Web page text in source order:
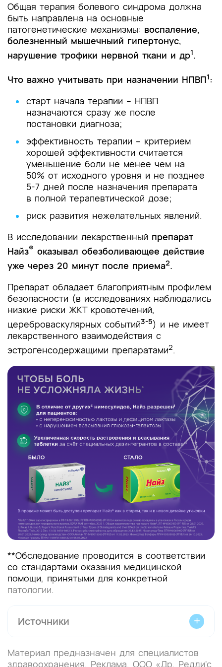
Общая терапия болевого синдрома должна
быть направлена на основные
патогенетические механизмы: воспаление,
болезненный мышечныий гипертонус,
нарушение трофики нервной ткани и др1.
Что важно учитывать при назначении НПВП1:
старт начала терапии – НПВП
назначаются сразу же после
постановки диагноза;
эффективность терапии – критерием
хорошей эффективности считается
уменьшение боли не менее чем на
50% от исходного уровня и не позднее
5-7 дней после назначения препарата
в полной терапевтической дозе;
риск развития нежелательных явлений.
В исследовании лекарственный препарат
Найз® оказывал обезболивающее действие
уже через 20 минут после приема2.
Препарат обладает благоприятным профилем
безопасности (в исследованиях наблюдались
низкие риски ЖКТ кровотечений,
цереброваскулярных событий3-5) и не имеет
лекарственного взаимодействия с
эстрогенсодержащими препаратами2.
**Обследование проводится в соответствии
со стандартами оказания медицинской
помощи, принятыми для конкретной
патологии.
Источники
1. Верткин А. Л. и др. Консенсус по
ведению пациентов с болью в спине для
Материал предназначен для специалистов
здравоохранения. Реклама. ООО «Др. Редди'с